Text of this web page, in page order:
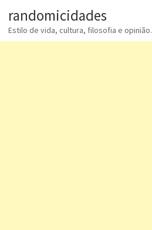
randomicidades
Estilo de vida, cultura, filosofia e opinião.